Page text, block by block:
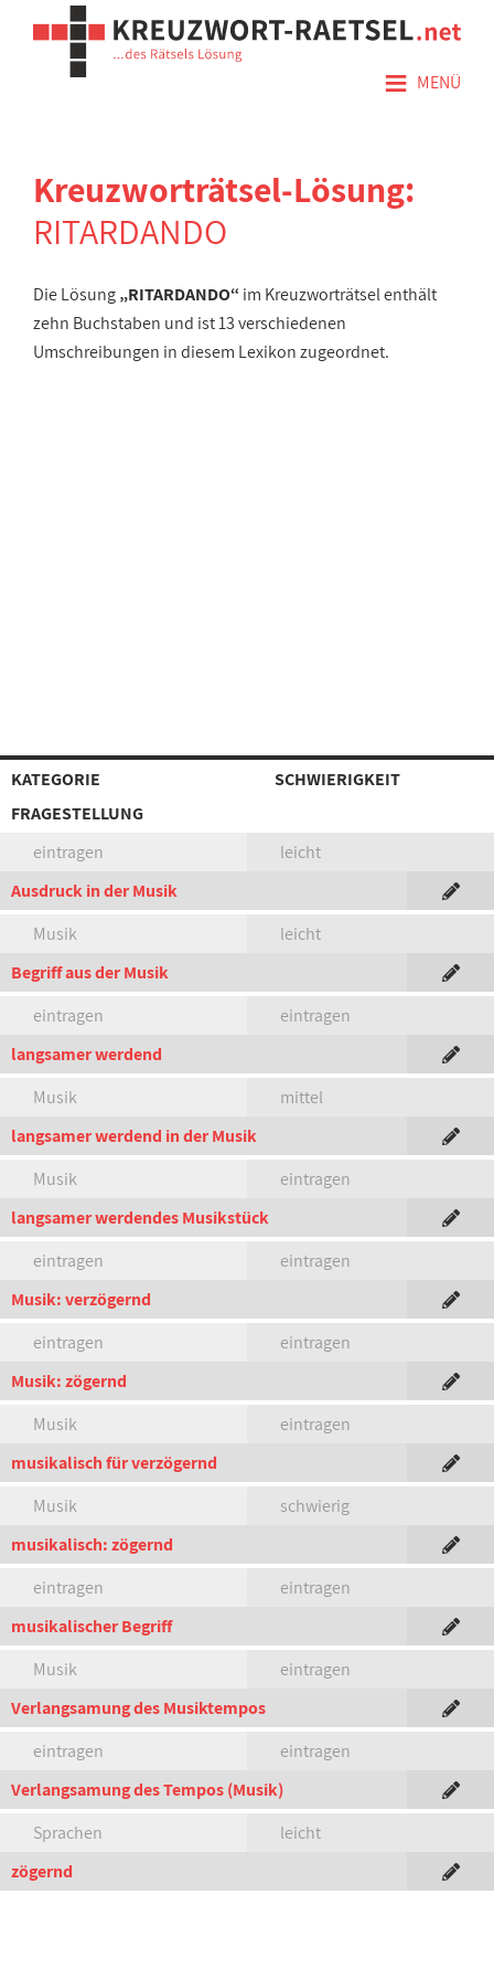
≡ MENÜ
Kreuzworträtsel-Lösung:
RITARDANDO
Die Lösung„RITARDANDO“ im Kreuzworträtsel enthält
zehn Buchstaben und ist 13 verschiedenen
Umschreibungen in diesem Lexikon zugeordnet.
KATEGORIE
SCHWIERIGKEIT
FRAGESTELLUNG
eintragen
leicht
Ausdruck in der Musik
Musik
leicht
Begriff aus der Musik
eintragen
eintragen
langsamer werdend
Musik
mittel
langsamer werdend in der Musik
Musik
eintragen
langsamer werdendes Musikstück
eintragen
eintragen
Musik: verzögernd
eintragen
eintragen
Musik: zögernd
Musik
eintragen
musikalisch für verzögernd
Musik
schwierig
musikalisch: zögernd
eintragen
eintragen
musikalischer Begriff
Musik
eintragen
Verlangsamung des Musiktempos
eintragen
eintragen
Verlangsamung des Tempos (Musik)
Sprachen
leicht
zögernd